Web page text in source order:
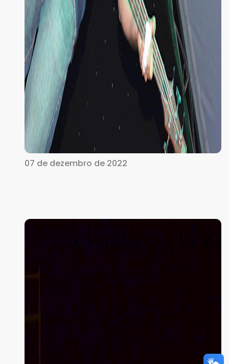
07 de dezembro de 2022